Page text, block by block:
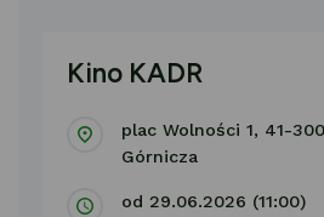
Kino KADR
plac Wolności 1, 41-
Górnicza
od 29.06.2026 (11:00)